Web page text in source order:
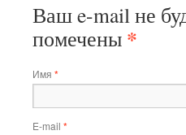
Ваш e-mail не
помечены *
Имя *
E-mail *